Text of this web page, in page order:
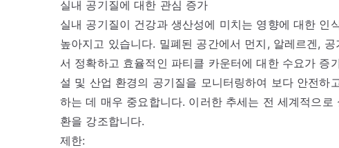
실내 공기질에 대한 관심 증가
실내 공기질이 건강과 생산성에 미치는 영향에 대한 인
높아지고 있습니다. 밀폐된 공간에서 먼지, 알레르겐,
서 정확하고 효율적인 파티클 카운터에 대한 수요가 증
설 및 산업 환경의 공기질을 모니터링하여 보다 안전하
하는 데 매우 중요합니다. 이러한 추세는 전 세계적으
환을 강조합니다.
제한: